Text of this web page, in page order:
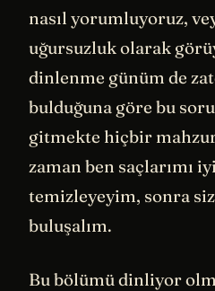
nasıl yorumluyoruz,
uğursuzluk olarak
dinlenme günüm de
bulduğuna göre bu
gitmekte hiçbir
zaman ben saçlarımı
temizleyeyim, sonra
buluşalım.
Bu bölümü dinliyor